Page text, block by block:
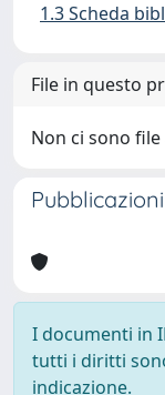
1.3 Scheda
File in questo
Non ci sono
I documenti in
tutti i diritti
indicazione.